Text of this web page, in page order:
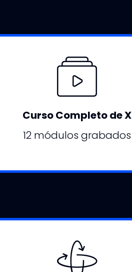
Curso Completo de X
12 módulos grabados